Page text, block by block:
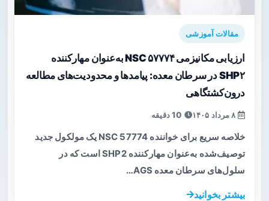
مقالات آموزشی
ارزیابی مکانیزمی NSC ۵۷۷۷۴ به‌عنوان مهارکننده
SHP۲ در سرطان معده: پیامدها و محدودیت‌های مطالعه
درون‌کشتگاهی
خلاصه سریع برای خواننده NSC 57774 یک مولکول جدید
توصیف‌شده به‌عنوان مهارکننده SHP2 است که در
سلول‌های سرطان معده AGS…
بیشتر بخوانید